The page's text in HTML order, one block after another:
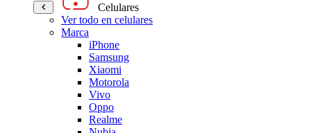
Celulares
Ver todo en celulares
Marca
iPhone
Samsung
Xiaomi
Motorola
Vivo
Oppo
Realme